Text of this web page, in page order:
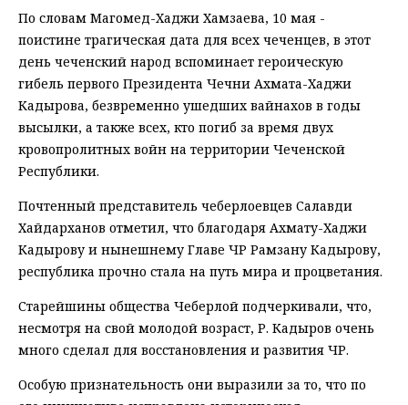
По словам Магомед-Хаджи Хамзаева, 10 мая -
поистине трагическая дата для всех чеченцев, в этот
день чеченский народ вспоминает героическую
гибель первого Президента Чечни Ахмата-Хаджи
Кадырова, безвременно ушедших вайнахов в годы
высылки, а также всех, кто погиб за время двух
кровопролитных войн на территории Чеченской
Республики.
Почтенный представитель чеберлоевцев Салавди
Хайдарханов отметил, что благодаря Ахмату-Хаджи
Кадырову и нынешнему Главе ЧР Рамзану Кадырову,
республика прочно стала на путь мира и процветания.
Старейшины общества Чеберлой подчеркивали, что,
несмотря на свой молодой возраст, Р. Кадыров очень
много сделал для восстановления и развития ЧР.
Особую признательность они выразили за то, что по